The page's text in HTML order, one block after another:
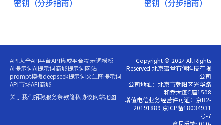
密钥（分步指南）
密钥（分步指南）
API大全API平台API集成平台提示词模板
AI提示词AI提示词商城提示词网站
prompt模板deepseek提示词文生图提示词
API市场API商城
关于我们招聘服务条款隐私协议网站地图
Copyright © 2024 All Rights
Reserved 北京蜜堂有信科技有限
公司
公司地址：北京市朝阳区光华路
和乔大厦C座1508
增值电信业务经营许可证：京B2-
20191889 京ICP备18034931
号-7